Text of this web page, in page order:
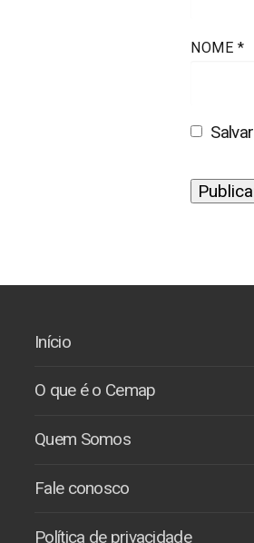
NOME *
Início
O que é o Cemap
Quem Somos
Fale conosco
Política de privacidade